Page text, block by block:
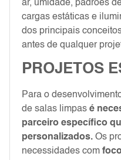
ar, umidade, padrões
cargas estáticas e
dos principais
antes de qualquer
PROJETOS
Para o
de salas limpas é
parceiro específico
personalizados. Os
necessidades com